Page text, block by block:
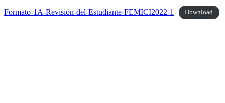
Formato-1A-Revisión-del-Estudiante-FEMICI2022-1 Download